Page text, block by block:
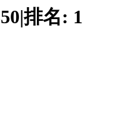
|排名: 1